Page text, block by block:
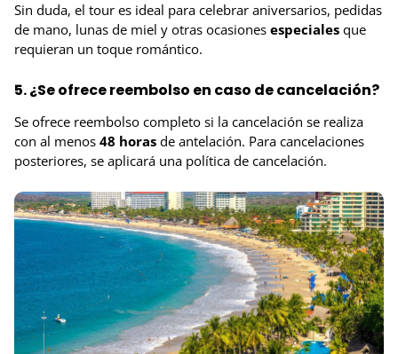
Sin duda, el tour es ideal para celebrar aniversarios, pedidas
de mano, lunas de miel y otras ocasiones especiales que
requieran un toque romántico.
5. ¿Se ofrece reembolso en caso de cancelación?
Se ofrece reembolso completo si la cancelación se realiza
con al menos 48 horas de antelación. Para cancelaciones
posteriores, se aplicará una política de cancelación.